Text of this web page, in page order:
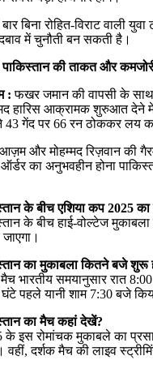
बिना रोहित-विराट वाली
में चुनौती बन सकती है।
की ताकत और
: फखर जमान की वापसी के साथ
हारिस आक्रामक शुरुआत देने
43 गेंद पर 66 रन ठोककर लय का
और मोहम्मद रिज़वान की
का अनुभवहीन होना
के बीच एशिया कप 2025 का
के बीच हाई-वोल्टेज
का मुकाबला कितने बजे शुरू
मैच भारतीय समयानुसार रात
पहले यानी शाम 7:30 बजे
का मैच कहां देखें?
के इस रोमांचक मुकाबले का
वहीं, दर्शक मैच की लाइव